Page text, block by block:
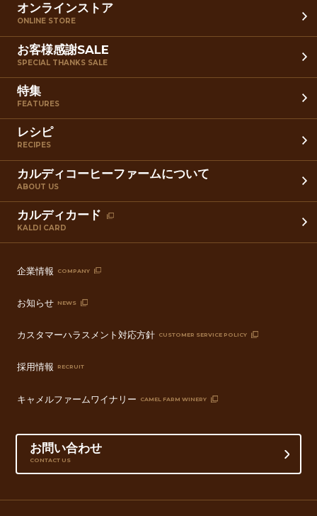
オンラインストア
ONLINE STORE
お客様感謝SALE
SPECIAL THANKS SALE
特集
FEATURES
レシピ
RECIPES
カルディコーヒーファームについて
ABOUT US
カルディカード
KALDI CARD
企業情報 COMPANY
お知らせ NEWS
カスタマーハラスメント対応方針 CUSTOMER SERVICE POLICY
採用情報 RECRUIT
キャメルファームワイナリー CAMEL FARM WINERY
お問い合わせ
CONTACT US